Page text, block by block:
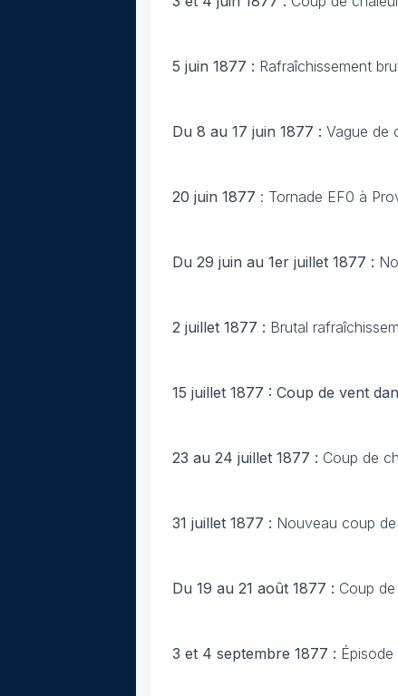
5 juin 1877 : Rafraîchissement
Du 8 au 17 juin 1877 : Vague de
20 juin 1877 : Tornade EF0 à
Du 29 juin au 1er juillet 1877 :
2 juillet 1877 : Brutal
15 juillet 1877 : Coup de vent
23 au 24 juillet 1877 : Coup de
31 juillet 1877 : Nouveau coup
Du 19 au 21 août 1877 : Coup
3 et 4 septembre 1877 :